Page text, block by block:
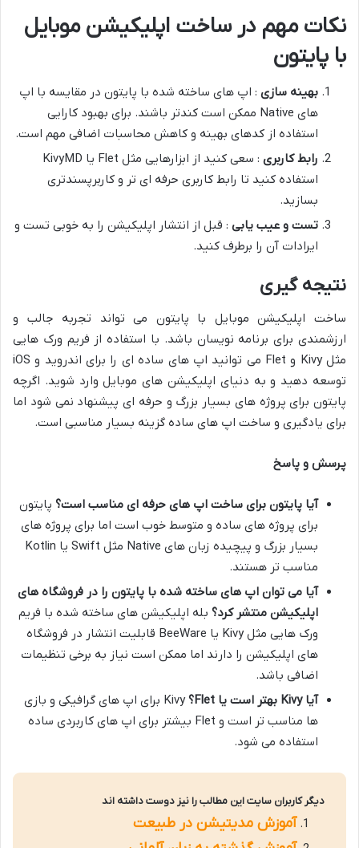
نکات مهم در ساخت اپلیکیشن موبایل
با پایتون
بهینه سازی : اپ های ساخته شده با پایتون در مقایسه با اپ
های Native ممکن است کندتر باشند. برای بهبود کارایی
استفاده از کدهای بهینه و کاهش محاسبات اضافی مهم است.
رابط کاربری
: سعی کنید از ابزارهایی مثل Flet یا KivyMD
استفاده کنید تا رابط کاربری حرفه ای تر و کاربرپسندتری
بسازید.
تست و عیب یابی : قبل از انتشار اپلیکیشن را به خوبی تست و
ایرادات آن را برطرف کنید.
نتیجه گیری
ساخت اپلیکیشن موبایل با پایتون می تواند تجربه جالب و
ارزشمندی برای برنامه نویسان باشد. با استفاده از فریم ورک هایی
مثل Kivy و Flet می توانید اپ های ساده ای را برای اندروید و iOS
توسعه دهید و به دنیای اپلیکیشن های موبایل وارد شوید. اگرچه
پایتون برای پروژه های بسیار بزرگ و حرفه ای پیشنهاد نمی شود اما
برای یادگیری و ساخت اپ های ساده گزینه بسیار مناسبی است.
پرسش و پاسخ
آیا پایتون برای ساخت اپ های حرفه ای مناسب است؟ پایتون
برای پروژه های ساده و متوسط خوب است اما برای پروژه های
بسیار بزرگ و پیچیده زبان های Native مثل Swift یا Kotlin
مناسب تر هستند.
آیا می توان اپ های ساخته شده با پایتون را در فروشگاه های
اپلیکیشن منتشر کرد؟ بله اپلیکیشن های ساخته شده با فریم
ورک هایی مثل Kivy یا BeeWare قابلیت انتشار در فروشگاه
های اپلیکیشن را دارند اما ممکن است نیاز به برخی تنظیمات
اضافی باشد.
آیا Kivy بهتر است یا ؟
Kivy برای اپ های گرافیکی و بازی
ها مناسب تر است و Flet بیشتر برای اپ های کاربردی ساده
استفاده می شود.
دیگر کاربران سایت این مطالب را نیز دوست داشته اند
آموزش مدیتیشن در طبیعت